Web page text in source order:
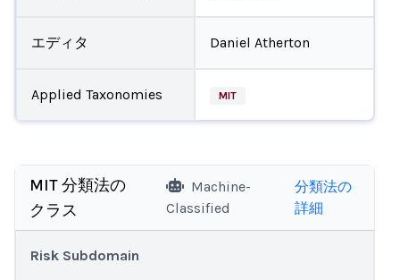
エディタ Daniel Atherton
Applied Taxonomies MIT
MIT 分類法の
クラス
Machine-
Classified
分類法の
詳細
Risk Subdomain